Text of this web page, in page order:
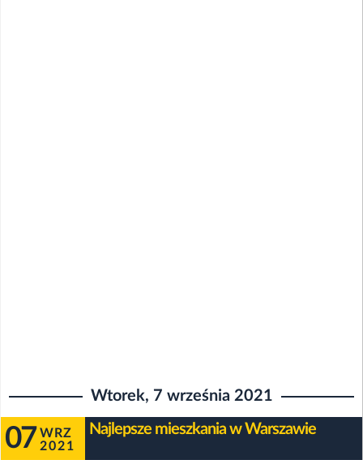
Wtorek, 7 września 2021
07 WRZ
2021
Najlepsze mieszkania w Warszawie